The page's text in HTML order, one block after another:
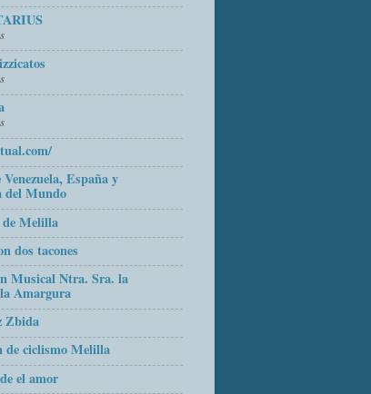
Venezuela, España y
del Mundo
de Melilla
dos tacones
Musical Ntra. Sra. la
Amargura
Zbida
de ciclismo Melilla
el amor